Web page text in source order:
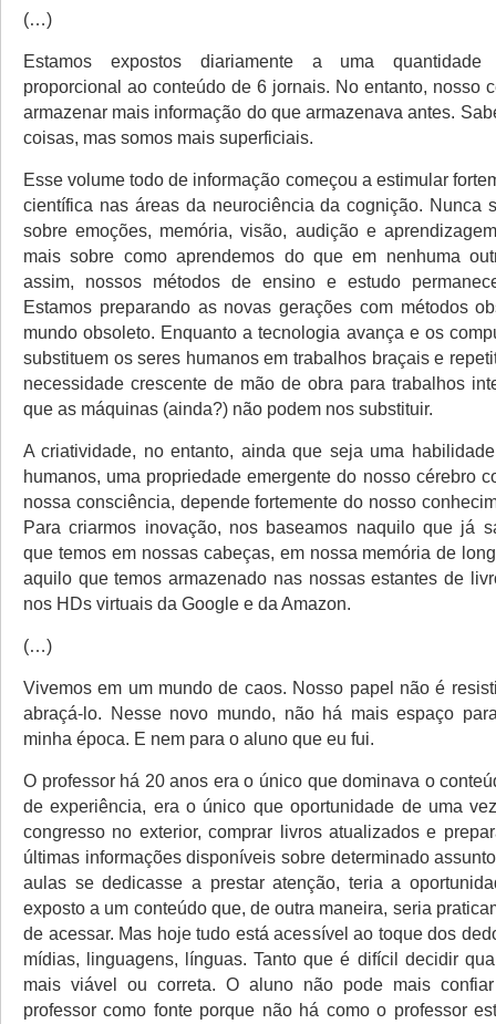
(…)
Estamos expostos diariamente a uma quantidade
proporcional ao conteúdo de 6 jornais. No entanto, nosso
armazenar mais informação do que armazenava antes.
coisas, mas somos mais superficiais.
Esse volume todo de informação começou a estimular
científica nas áreas da neurociência da cognição. Nunca
sobre emoções, memória, visão, audição e
mais sobre como aprendemos do que em nenhuma
assim, nossos métodos de ensino e estudo
Estamos preparando as novas gerações com métodos
mundo obsoleto. Enquanto a tecnologia avança e os
substituem os seres humanos em trabalhos braçais e
necessidade crescente de mão de obra para trabalhos
que as máquinas (ainda?) não podem nos substituir.
A criatividade, no entanto, ainda que seja uma
humanos, uma propriedade emergente do nosso cérebro
nossa consciência, depende fortemente do nosso
Para criarmos inovação, nos baseamos naquilo que já
que temos em nossas cabeças, em nossa memória de
aquilo que temos armazenado nas nossas estantes de
nos HDs virtuais da Google e da Amazon.
(…)
Vivemos em um mundo de caos. Nosso papel não é
abraçá-lo. Nesse novo mundo, não há mais espaço
minha época. E nem para o aluno que eu fui.
O professor há 20 anos era o único que dominava o
de experiência, era o único que oportunidade de uma
congresso no exterior, comprar livros atualizados e
últimas informações disponíveis sobre determinado
aulas se dedicasse a prestar atenção, teria a
exposto a um conteúdo que, de outra maneira, seria
de acessar. Mas hoje tudo está acessível ao toque dos
mídias, linguagens, línguas. Tanto que é difícil decidir
mais viável ou correta. O aluno não pode mais
professor como fonte porque não há como o professor